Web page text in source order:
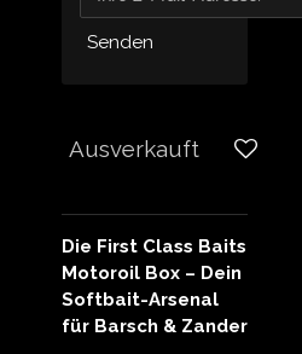
Senden
Ausverkauft
Die First Class Baits
Motoroil Box – Dein
Softbait-Arsenal
für Barsch & Zander